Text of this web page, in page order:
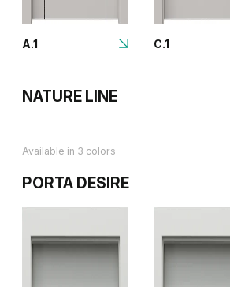
A.1 C.1
NATURE LINE
Available in 3 colors
PORTA DESIRE